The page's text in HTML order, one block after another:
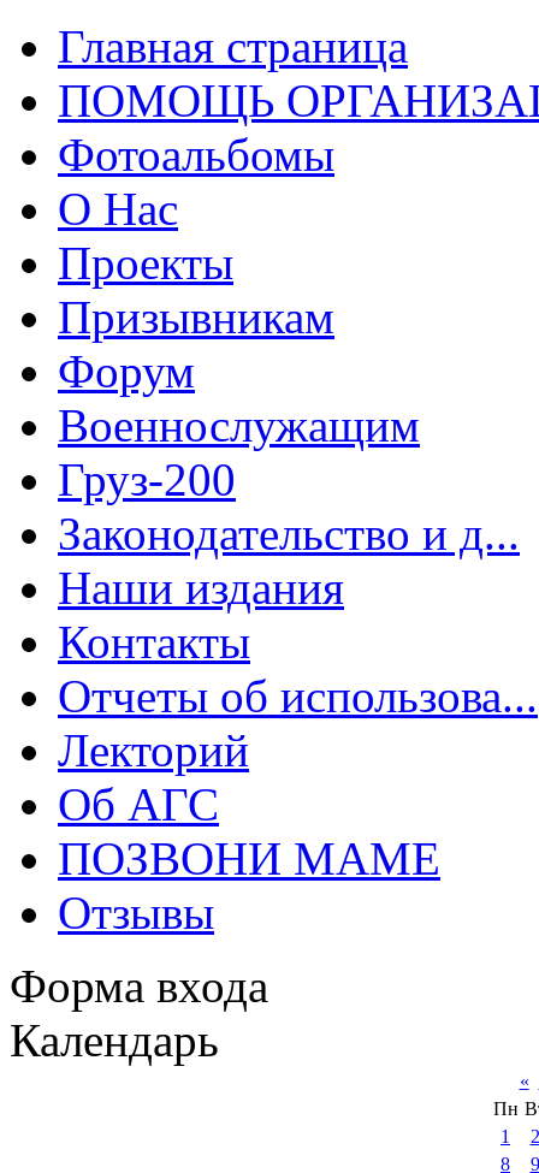
Главная страница
ПОМОЩЬ
Фотоальбомы
О Нас
Проекты
Призывникам
Форум
Военнослужащим
Груз-200
Законодательство и д...
Наши издания
Контакты
Отчеты об использова...
Лекторий
Об АГС
ПОЗВОНИ МАМЕ
Отзывы
Форма входа
Календарь
«
Пн
1
2
8
9